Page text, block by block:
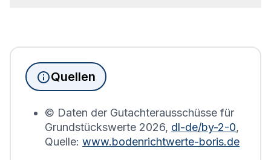
Immobilien, die sich in Sulza befinden, wird die
Grundsteuererklärung auf Basis des
Bodenrichtwerts des entsprechenden Jahres
Quellen
© Daten der Gutachterausschüsse für
Grundstückswerte 2026, dl-de/by-2-0,
Quelle: www.bodenrichtwerte-boris.de